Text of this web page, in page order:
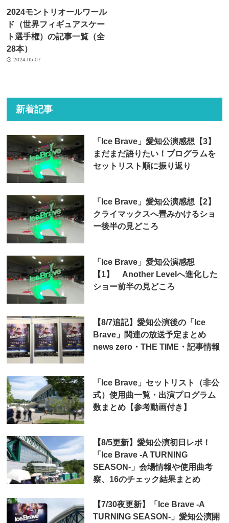
2024モントリオールワール
ド（世界フィギュアスケー
ト選手権）の記事一覧（全
28本）
2024-05-07
新着記事
「Ice Brave」愛知公演感想【3】
まだまだ語りたい！プログラムを
セットリスト順に振り返り
「Ice Brave」愛知公演感想【2】
クライマックスへ畳みかけるショ
ー後半の見どころ
「Ice Brave」愛知公演感想
【1】 Another Levelへ進化した
ショー前半の見どころ
【8/7追記】愛知公演後の「Ice
Brave」関連の放送予定まとめ
news zero・THE TIME・記事情報
「Ice Brave」セットリスト（非公
式）使用曲一覧・出演プログラム
数まとめ【参考動画付き】
【8/5更新】愛知公演初日レポ！
「Ice Brave -A TURNING
SEASON-」会場情報や使用曲考
察、16のチェック結果まとめ
【7/30夜更新】「Ice Brave -A
TURNING SEASON-」愛知公演開